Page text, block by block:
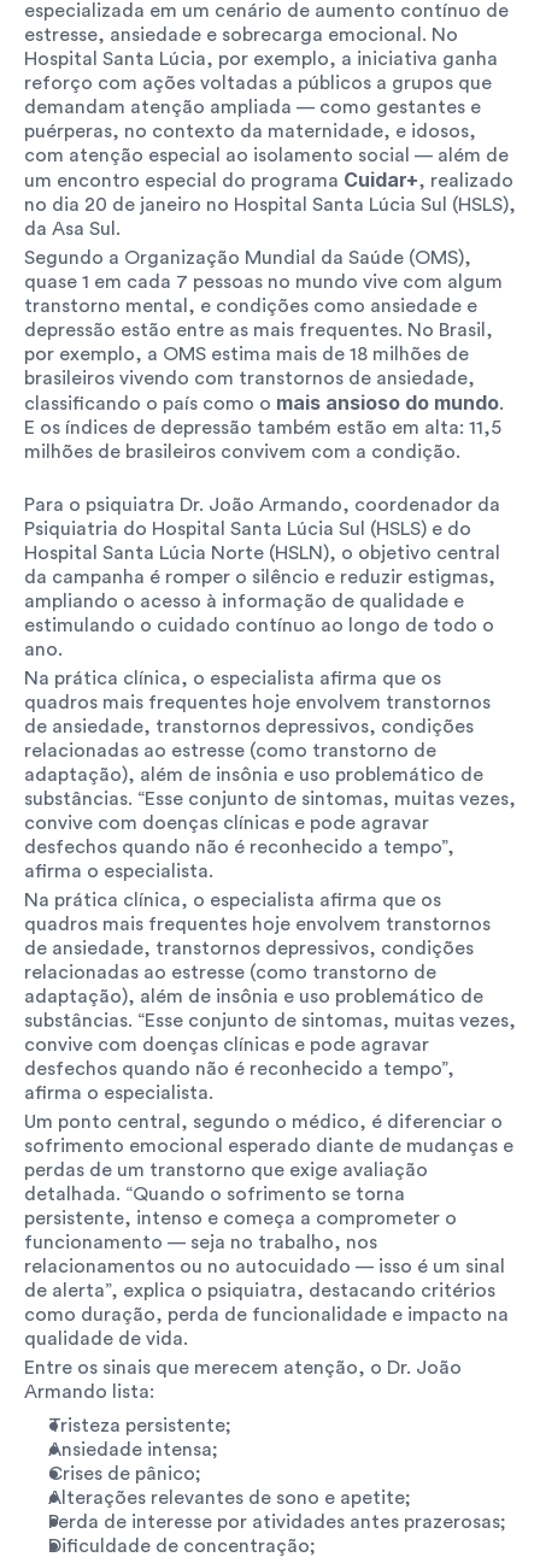
especializada em um cenário de aumento contínuo de
estresse, ansiedade e sobrecarga emocional. No
Hospital Santa Lúcia, por exemplo, a iniciativa ganha
reforço com ações voltadas a públicos a grupos que
demandam atenção ampliada — como gestantes e
puérperas, no contexto da maternidade, e idosos,
com atenção especial ao isolamento social — além de
um encontro especial do programa Cuidar+, realizado
no dia 20 de janeiro no Hospital Santa Lúcia Sul (HSLS),
da Asa Sul.
Segundo a Organização Mundial da Saúde (OMS),
quase 1 em cada 7 pessoas no mundo vive com algum
transtorno mental, e condições como ansiedade e
depressão estão entre as mais frequentes. No Brasil,
por exemplo, a OMS estima mais de 18 milhões de
brasileiros vivendo com transtornos de ansiedade,
classificando o país como o mais ansioso do mundo.
E os índices de depressão também estão em alta: 11,5
milhões de brasileiros convivem com a condição.
Para o psiquiatra Dr. João Armando, coordenador da
Psiquiatria do Hospital Santa Lúcia Sul (HSLS) e do
Hospital Santa Lúcia Norte (HSLN), o objetivo central
da campanha é romper o silêncio e reduzir estigmas,
ampliando o acesso à informação de qualidade e
estimulando o cuidado contínuo ao longo de todo o
ano.
Na prática clínica, o especialista afirma que os
quadros mais frequentes hoje envolvem transtornos
de ansiedade, transtornos depressivos, condições
relacionadas ao estresse (como transtorno de
adaptação), além de insônia e uso problemático de
substâncias. “Esse conjunto de sintomas, muitas vezes,
convive com doenças clínicas e pode agravar
desfechos quando não é reconhecido a tempo”,
afirma o especialista.
Na prática clínica, o especialista afirma que os
quadros mais frequentes hoje envolvem transtornos
de ansiedade, transtornos depressivos, condições
relacionadas ao estresse (como transtorno de
adaptação), além de insônia e uso problemático de
substâncias. “Esse conjunto de sintomas, muitas vezes,
convive com doenças clínicas e pode agravar
desfechos quando não é reconhecido a tempo”,
afirma o especialista.
Um ponto central, segundo o médico, é diferenciar o
sofrimento emocional esperado diante de mudanças e
perdas de um transtorno que exige avaliação
detalhada. “Quando o sofrimento se torna
persistente, intenso e começa a comprometer o
funcionamento — seja no trabalho, nos
relacionamentos ou no autocuidado — isso é um sinal
de alerta”, explica o psiquiatra, destacando critérios
como duração, perda de funcionalidade e impacto na
qualidade de vida.
Entre os sinais que merecem atenção, o Dr. João
Armando lista:
Tristeza persistente;
Ansiedade intensa;
Crises de pânico;
Alterações relevantes de sono e apetite;
Perda de interesse por atividades antes prazerosas;
Dificuldade de concentração;